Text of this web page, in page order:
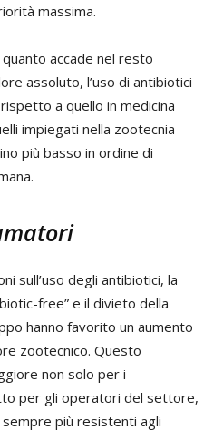
massima.
accade nel resto
assoluto, l’uso di antibiotici
a quello in medicina
impiegati nella zootecnia
più basso in ordine di
sull’uso degli antibiotici, la
free” e il divieto della
hanno favorito un aumento
zootecnico. Questo
non solo per i
per gli operatori del settore,
più resistenti agli